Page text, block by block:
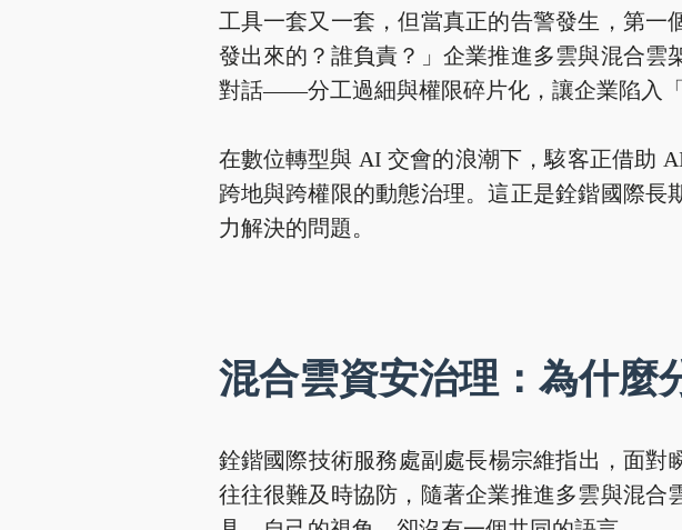
工具一套又一套，但當真正的告警發生，第
發出來的？誰負責？」企業推進多雲與混合
對話——分工過細與權限碎片化，讓企業陷入「
在數位轉型與 AI 交會的浪潮下，駭客正借助
跨地與跨權限的動態治理。這正是銓鍇國際
力解決的問題。
混合雲資安治理：為什麼
銓鍇國際技術服務處副處長楊宗維指出，面對
往往很難及時協防，隨著企業推進多雲與混